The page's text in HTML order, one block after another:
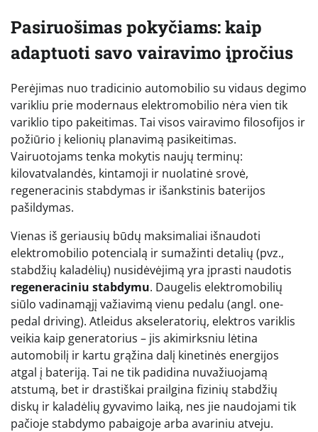
Pasiruošimas pokyčiams: kaip
adaptuoti savo vairavimo įpročius
Perėjimas nuo tradicinio automobilio su vidaus degimo
varikliu prie modernaus elektromobilio nėra vien tik
variklio tipo pakeitimas. Tai visos vairavimo filosofijos ir
požiūrio į kelionių planavimą pasikeitimas.
Vairuotojams tenka mokytis naujų terminų:
kilovatvalandės, kintamoji ir nuolatinė srovė,
regeneracinis stabdymas ir išankstinis baterijos
pašildymas.
Vienas iš geriausių būdų maksimaliai išnaudoti
elektromobilio potencialą ir sumažinti detalių (pvz.,
stabdžių kaladėlių) nusidėvėjimą yra įprasti naudotis
regeneraciniu stabdymu. Daugelis elektromobilių
siūlo vadinamąjį važiavimą vienu pedalu (angl. one-
pedal driving). Atleidus akseleratorių, elektros variklis
veikia kaip generatorius – jis akimirksniu lėtina
automobilį ir kartu grąžina dalį kinetinės energijos
atgal į bateriją. Tai ne tik padidina nuvažiuojamą
atstumą, bet ir drastiškai prailgina fizinių stabdžių
diskų ir kaladėlių gyvavimo laiką, nes jie naudojami tik
pačioje stabdymo pabaigoje arba avariniu atveju.